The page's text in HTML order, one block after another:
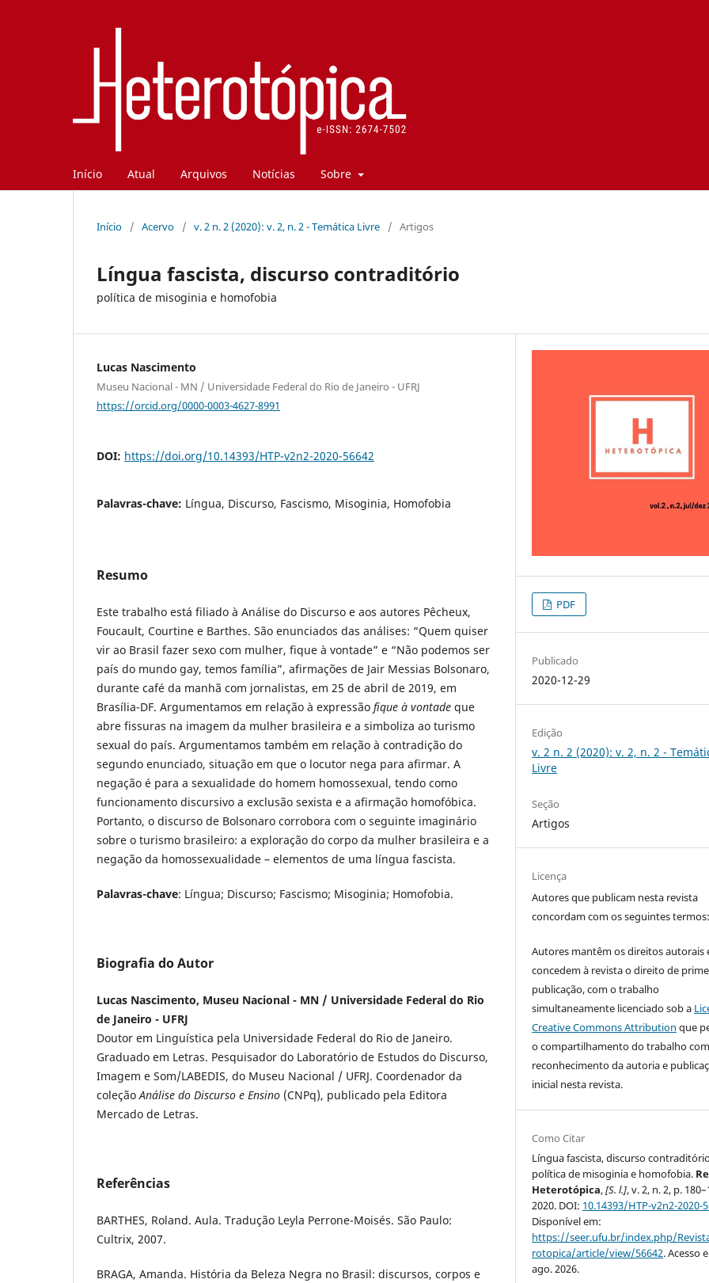
Início Atual Arquivos Notícias Sobre
Início / Acervo / v. 2 n. 2 (2020): v. 2, n. 2 - Temática Livre / Artigos
Língua fascista, discurso contraditório
política de misoginia e homofobia
Lucas Nascimento
Museu Nacional - MN / Universidade Federal do Rio de Janeiro - UFRJ
https://orcid.org/0000-0003-4627-8991
DOI: https://doi.org/10.14393/HTP-v2n2-2020-56642
Palavras-chave: Língua, Discurso, Fascismo, Misoginia, Homofobia
Resumo
Este trabalho está filiado à Análise do Discurso e aos autores Pêcheux,
Foucault, Courtine e Barthes. São enunciados das análises: “Quem quiser
vir ao Brasil fazer sexo com mulher, fique à vontade” e “Não podemos ser
país do mundo gay, temos família”, afirmações de Jair Messias Bolsonaro,
durante café da manhã com jornalistas, em 25 de abril de 2019, em
Brasília-DF. Argumentamos em relação à expressão fique à vontade que
abre fissuras na imagem da mulher brasileira e a simboliza ao turismo
sexual do país. Argumentamos também em relação à contradição do
segundo enunciado, situação em que o locutor nega para afirmar. A
negação é para a sexualidade do homem homossexual, tendo como
funcionamento discursivo a exclusão sexista e a afirmação homofóbica.
Portanto, o discurso de Bolsonaro corrobora com o seguinte imaginário
sobre o turismo brasileiro: a exploração do corpo da mulher brasileira e a
negação da homossexualidade – elementos de uma língua fascista.
Palavras-chave: Língua; Discurso; Fascismo; Misoginia; Homofobia.
Biografia do Autor
Lucas Nascimento, Museu Nacional - MN / Universidade Federal do Rio
de Janeiro - UFRJ
Doutor em Linguística pela Universidade Federal do Rio de Janeiro.
Graduado em Letras. Pesquisador do Laboratório de Estudos do Discurso,
Imagem e Som/LABEDIS, do Museu Nacional / UFRJ. Coordenador da
coleçãoAnálise do Discurso e Ensino (CNPq), publicado pela Editora
Mercado de Letras.
Referências
BARTHES, Roland. Aula. Tradução Leyla Perrone-Moisés. São Paulo:
Cultrix, 2007.
BRAGA, Amanda. História da Beleza Negra no Brasil: discursos, corpos e
PDF
Publicado
2020-12-29
Edição
v. 2 n. 2 (2020): v. 2, n. 2 -
Livre
Seção
Artigos
Licença
Autores que publicam nesta revista
concordam com os seguintes termos:
Autores mantêm os direitos autorais
concedem à revista o direito de
publicação, com o trabalho
simultaneamente licenciado sob a
Creative Commons Attribution que
o compartilhamento do trabalho com
reconhecimento da autoria e
inicial nesta revista.
Como Citar
Língua fascista, discurso
política de misoginia e homofobia.
Heterotópica,[S. l.], v. 2, n. 2, p.
2020. DOI: 10.14393/HTP-v2n2-2020-
Disponível em:
https://seer.ufu.br/index.php/
rotopica/article/view/56642. Acesso
ago. 2026.